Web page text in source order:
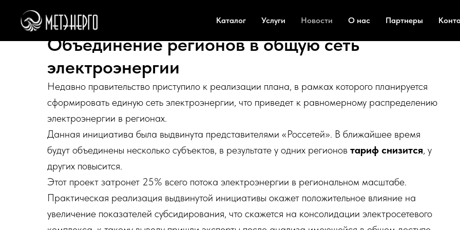
Каталог Услуги Новости О нас Партнеры
Объединение регионов в общую сеть
электроэнергии
Недавно правительство приступило к реализации плана, в рамках которого планируется
сформировать единую сеть электроэнергии, что приведет к равномерному распределению
электроэнергии в регионах.
Данная инициатива была выдвинута представителями «Россетей». В ближайшее время
будут объединены несколько субъектов, в результате у одних регионов тариф снизится, у
других повысится.
Этот проект затронет 25% всего потока электроэнергии в региональном масштабе.
Практическая реализация выдвинутой инициативы окажет положительное влияние на
увеличение показателей субсидирования, что скажется на консолидации электросетевого